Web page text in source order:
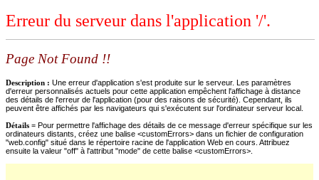
Erreur du serveur dans l'application '/'.
Page Not Found !!
Description : Une erreur d'application s'est produite sur le serveur. Les paramètres
d'erreur personnalisés actuels pour cette application empêchent l'affichage à distance
des détails de l'erreur de l'application (pour des raisons de sécurité). Cependant, ils
peuvent être affichés par les navigateurs qui s'exécutent sur l'ordinateur serveur local.
Détails = Pour permettre l'affichage des détails de ce message d'erreur spécifique sur les
ordinateurs distants, créez une balise <customErrors> dans un fichier de configuration
"web.config" situé dans le répertoire racine de l'application Web en cours. Attribuez
ensuite la valeur "off" à l'attribut "mode" de cette balise <customErrors>.